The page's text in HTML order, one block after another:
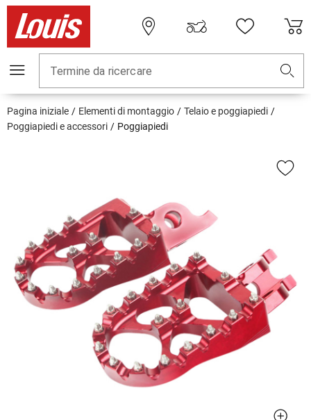
Termine da ricercare
Pagina iniziale Elementi di montaggio
Telaio e poggiapiedi
Poggiapiedi e accessori
Poggiapiedi